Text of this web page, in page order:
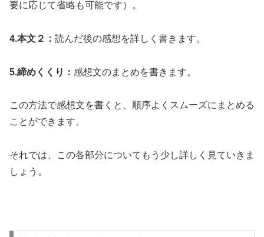
要に応じて省略も可能です）。
4.本文２： 読んだ後の感想を詳しく書きます。
5.締めくくり： 感想文のまとめを書きます。
この方法で感想文を書くと、順序よくスムーズにまとめる
ことができます。
それでは、この各部分についてもう少し詳しく見ていきま
しょう。